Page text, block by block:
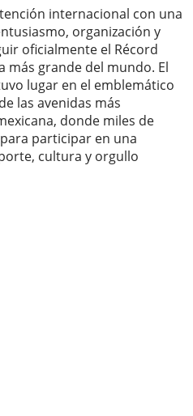
internacional con una
organización y
oficialmente el Récord
más grande del mundo. El
lugar en el emblemático
las avenidas más
donde miles de
participar en una
cultura y orgullo